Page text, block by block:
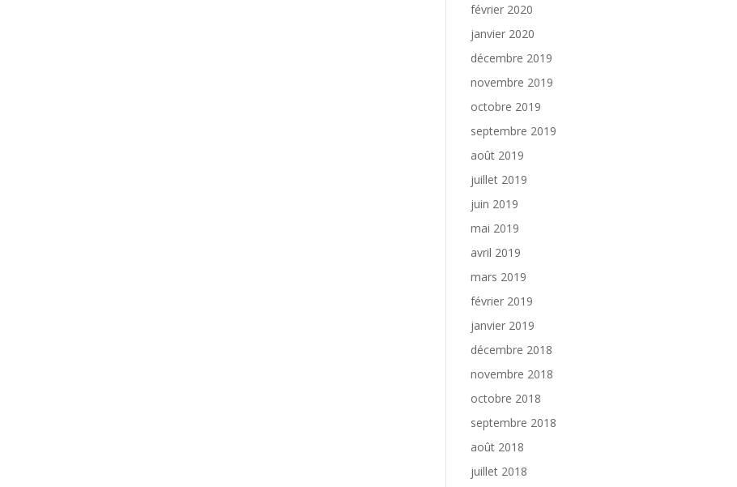
février 2020
janvier 2020
décembre 2019
novembre 2019
octobre 2019
septembre 2019
août 2019
juillet 2019
juin 2019
mai 2019
avril 2019
mars 2019
février 2019
janvier 2019
décembre 2018
novembre 2018
octobre 2018
septembre 2018
août 2018
juillet 2018